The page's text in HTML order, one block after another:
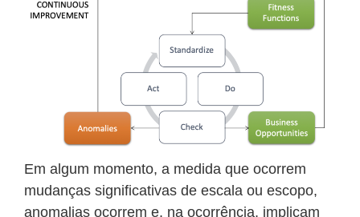
Em algum momento, a medida que ocorrem
mudanças significativas de escala ou escopo,
anomalias ocorrem e, na ocorrência, implicam